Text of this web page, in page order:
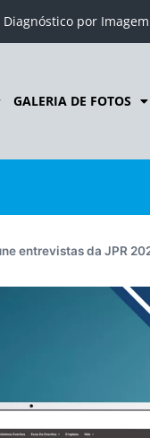
por Imagem
GALERIA DE FOTOS
entrevistas da JPR